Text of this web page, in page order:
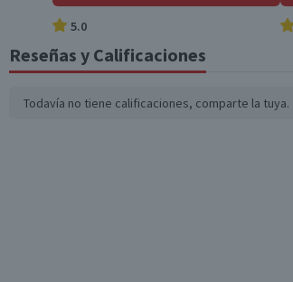
5.0
Reseñas y Calificaciones
Todavía no tiene calificaciones, comparte la tuya.